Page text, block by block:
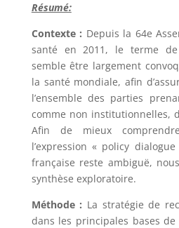
Résumé:
Contexte : Depuis la 64e
santé en 2011, le terme
semble être largement
la santé mondiale, afin
l’ensemble des parties
comme non institutionnelles,
Afin de mieux
l’expression « policy
française reste ambiguë,
synthèse exploratoire.
Méthode : La stratégie de
dans les principales bases